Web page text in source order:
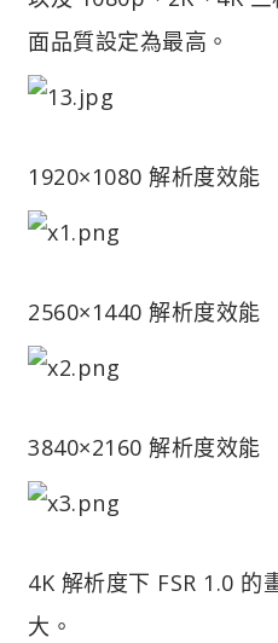
面品質設定為最高。
1920×1080 解析度效能
2560×1440 解析度效能
3840×2160 解析度效能
4K 解析度下 FSR 1.0 的
大。